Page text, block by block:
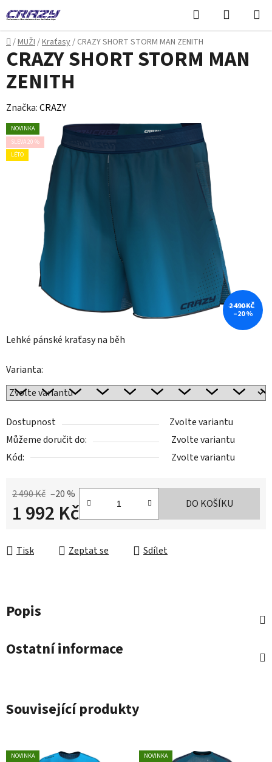
na
obsah
Hledat
KOŠÍK
Domů
/MUŽI/Kraťasy/ CRAZY SHORT STORM MAN ZENITH
Lehké pánské kraťasy na běh
Varianta:
Dostupnost
Zvolte variantu
Můžeme doručit do:
Zvolte variantu
Kód:
Zvolte variantu
2 490 Kč –20 %
1 992 Kč DO KOŠÍKU
Tisk Zeptat se Sdílet
CRAZY SHORT STORM MAN
ZENITH
Značka:CRAZY
NOVINKA
SLEVA 20 %
LÉTO
2 490 KČ
–20 %
Popis
Ostatní informace
Související produkty
NOVINKA
NOVINKA